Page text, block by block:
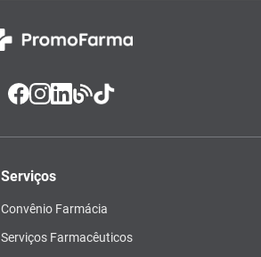
Serviços
Convênio Farmácia
Serviços Farmacêuticos